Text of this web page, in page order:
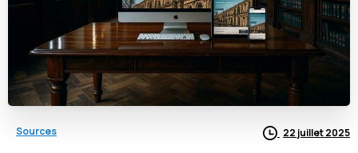
Sources 22 juillet 2025